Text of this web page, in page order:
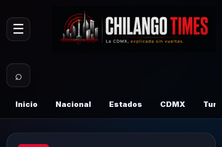
☰
⌕
Inicio Nacional Estados CDMX